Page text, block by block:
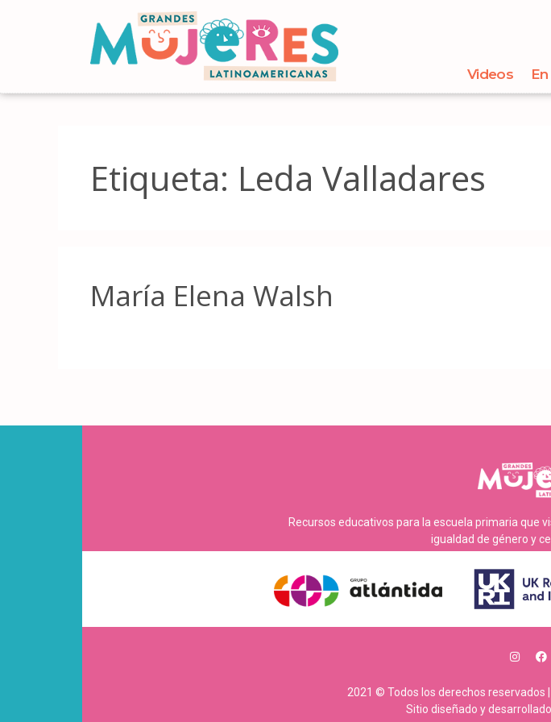
Videos
Etiqueta: Leda Valladares
María Elena Walsh
Recursos educativos para la escuela primaria que
igualdad de género y
2021 © Todos los derechos reservados
Sitio diseñado y